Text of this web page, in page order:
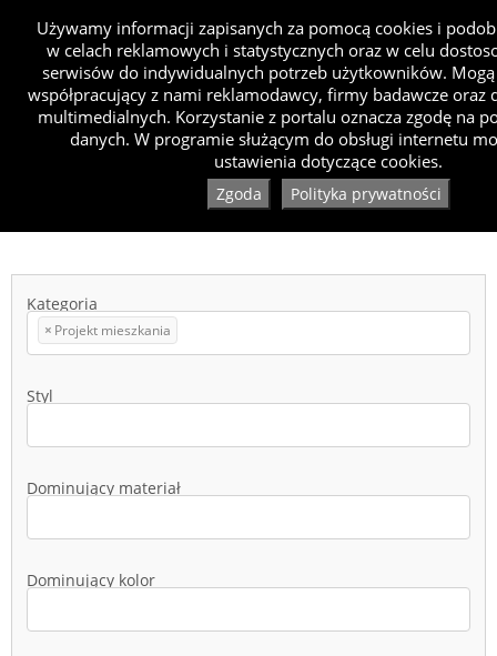
Kategoria
× Projekt mieszkania
Styl
Dominujący materiał
Dominujący kolor
Używamy informacji zapisanych za pomocą cookies i
w celach reklamowych i statystycznych oraz w celu
serwisów do indywidualnych potrzeb użytkowników. Mogą
współpracujący z nami reklamodawcy, firmy badawcze oraz
multimedialnych. Korzystanie z portalu oznacza zgodę na
danych. W programie służącym do obsługi internetu
ustawienia dotyczące cookies.
Zgoda Polityka prywatności